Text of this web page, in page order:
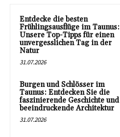
Entdecke die besten
Frühlingsausflüge im Taunus:
Unsere Top-Tipps für einen
unvergesslichen Tag in der
Natur
31.07.2026
Burgen und Schlösser im
Taunus: Entdecken Sie die
faszinierende Geschichte und
beeindruckende Architektur
31.07.2026